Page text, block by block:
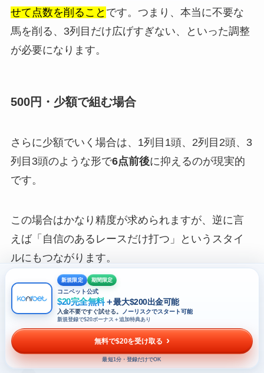
せて点数を削ること です。つまり、本当に不要な
馬を削る、3列目だけ広げすぎない、といった調整
が必要になります。
500円・少額で組む場合
さらに少額でいく場合は、1列目1頭、2列目2頭、3
列目3頭のような形で6点前後に抑えるのが現実的
です。
この場合はかなり精度が求められますが、逆に言
えば「自信のあるレースだけ打つ」というスタイ
ルにもつながります。
三連単フォーメーションは、金額を決めること
で“無駄な欲張り”を抑えられるというメリットもあ
ります。
新規限定 期間限定
コニベット公式
$20完全無料＋最大$200出金可能
入金不要ですぐ試せる。 ノーリスクでスタート可能
新規登録で$20ボーナス＋追加特典あり
無料で$20を受け取る
最短1分・登録だけでOK